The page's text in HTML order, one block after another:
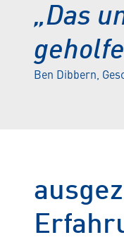
„Das
Ben Dibbern,